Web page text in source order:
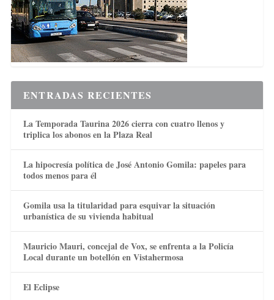
ENTRADAS RECIENTES
La Temporada Taurina 2026 cierra con cuatro llenos y
triplica los abonos en la Plaza Real
La hipocresía política de José Antonio Gomila: papeles para
todos menos para él
Gomila usa la titularidad para esquivar la situación
urbanística de su vivienda habitual
Mauricio Mauri, concejal de Vox, se enfrenta a la Policía
Local durante un botellón en Vistahermosa
El Eclipse